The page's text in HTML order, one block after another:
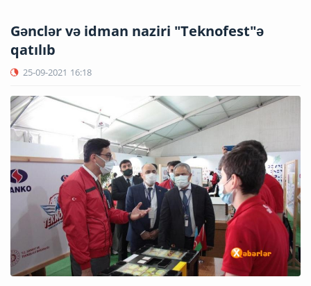
Gənclər və idman naziri "Teknofest"ə
qatılıb
25-09-2021 16:18